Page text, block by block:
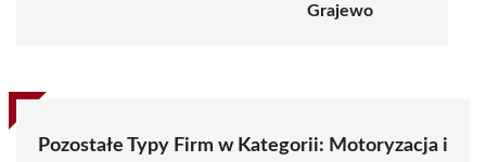
Grajewo
Pozostałe Typy Firm w Kategorii: Motoryzacja i